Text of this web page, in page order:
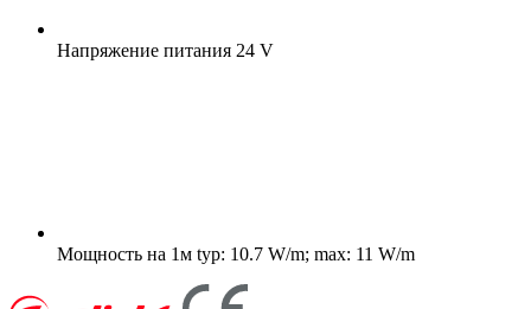
Напряжение питания 24 V
Мощность на 1м typ: 10.7 W/m; max: 11 W/m